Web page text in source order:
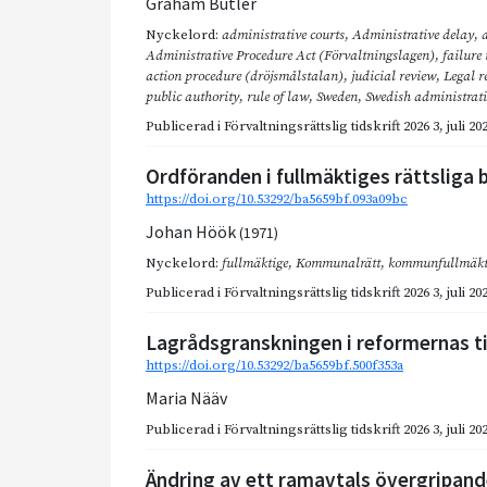
Nyckelord: administrative courts,Administrative delay,
Administrative Procedure Act (Förvaltningslagen), failure
action procedure (dröjsmålstalan), judicial review, Legal
public authority, rule of law, Sweden, Swedish
Publicerad iFörvaltningsrättslig tidskrift 2026 3, juli
Ordföranden i fullmäktiges rättsliga
https://doi.org/10.53292/ba5659bf.093a09bc
Johan Höök(1971)
Nyckelord: fullmäktige, Kommunalrätt,
Publicerad iFörvaltningsrättslig tidskrift 2026 3, juli
Lagrådsgranskningen i reformernas
https://doi.org/10.53292/ba5659bf.500f353a
Maria Nääv
Publicerad iFörvaltningsrättslig tidskrift 2026 3, juli
Ändring av ett ramavtals